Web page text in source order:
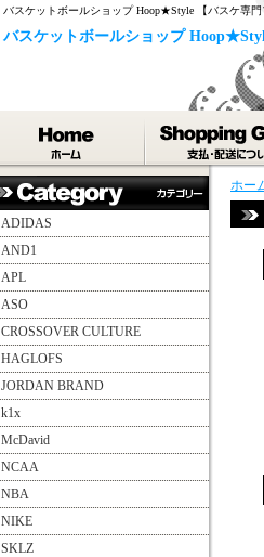
バスケットボールショップ Hoop★Style 【バスケ専
バスケットボールショップ
ADIDAS
AND1
APL
ASO
CROSSOVER CULTURE
HAGLOFS
JORDAN BRAND
k1x
McDavid
NCAA
NBA
NIKE
SKLZ
ホー